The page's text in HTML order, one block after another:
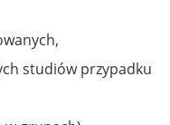
studiów przypadku